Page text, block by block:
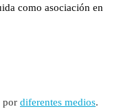
como asociación en
por diferentes medios.